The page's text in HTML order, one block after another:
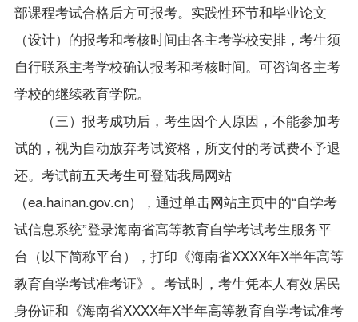
部课程考试合格后方可报考。实践性环节和毕业论文
（设计）的报考和考核时间由各主考学校安排，考生须
自行联系主考学校确认报考和考核时间。可咨询各主考
学校的继续教育学院。
（三）报考成功后，考生因个人原因，不能参加考
试的，视为自动放弃考试资格，所支付的考试费不予退
还。考试前五天考生可登陆我局网站
（ea.hainan.gov.cn），通过单击网站主页中的“自学考
试信息系统”登录海南省高等教育自学考试考生服务平
台（以下简称平台），打印《海南省XXXX年X半年高等
教育自学考试准考证》。考试时，考生凭本人有效居民
身份证和《海南省XXXX年X半年高等教育自学考试准考